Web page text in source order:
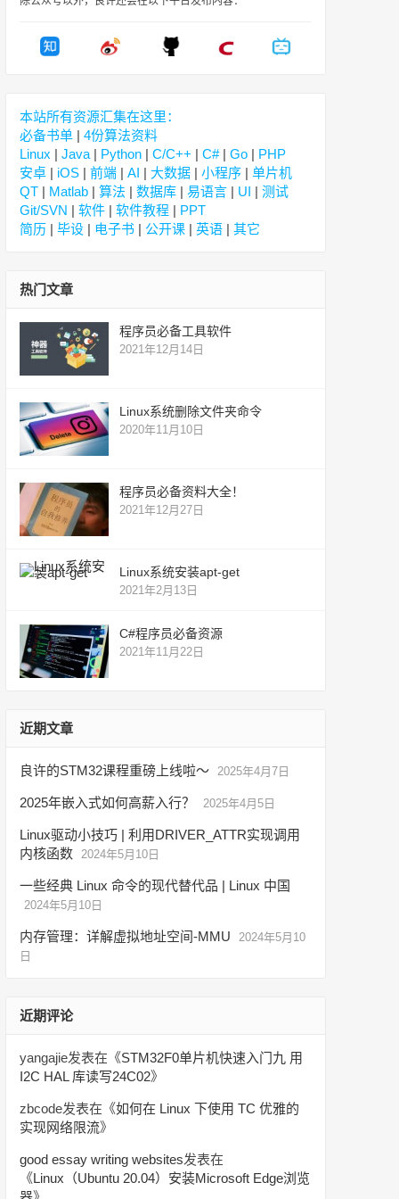
本站所有资源汇集在这里：
必备书单 | 4份算法资料
Linux | Java | Python | C/C++ | C#| Go | PHP
安卓 | iOS | 前端 | AI | 大数据 | 小程序 | 单片机
QT | Matlab | 算法 | 数据库 | 易语言 | UI | 测试
Git/SVN | 软件 | 软件教程 | PPT
简历 | 毕设 | 电子书 | 公开课 | 英语 | 其它
热门文章
程序员必备工具软件
2021年12月14日
Linux系统删除文件夹命令
2020年11月10日
程序员必备资料大全！
2021年12月27日
Linux系统安装apt-get
2021年2月13日
C#程序员必备资源
2021年11月22日
近期文章
良许的STM32课程重磅上线啦～ 2025年4月7日
2025年嵌入式如何高薪入行？ 2025年4月5日
Linux驱动小技巧 | 利用DRIVER_ATTR实现调用
内核函数 2024年5月10日
一些经典 Linux 命令的现代替代品 | Linux 中国
2024年5月10日
内存管理：详解虚拟地址空间-MMU
2024年5月10
日
近期评论
yangajie发表在《STM32F0单片机快速入门九 用
I2C HAL 库读写24C02》
zbcode发表在《如何在 Linux 下使用 TC 优雅的
实现网络限流》
good essay writing websites发表在
《Linux（Ubuntu 20.04）安装Microsoft Edge浏览